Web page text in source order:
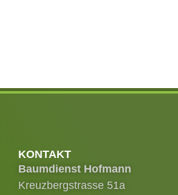
KONTAKT
Baumdienst Hofmann
Kreuzbergstrasse 51a